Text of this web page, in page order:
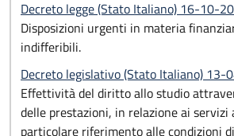
Decreto legge (Stato Italiano) 16-10-
Disposizioni urgenti in materia
indifferibili.
Decreto legislativo (Stato Italiano) 13-
Effettività del diritto allo studio
delle prestazioni, in relazione ai servizi
particolare riferimento alle condizioni